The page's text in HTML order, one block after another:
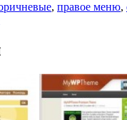
, правое меню,